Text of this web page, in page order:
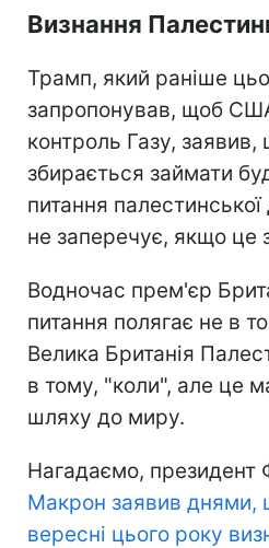
Визнання
Трамп, який раніше
запропонував, щоб
контроль Газу, заявив,
збирається займати
питання
не заперечує, якщо це
Водночас прем'єр
питання полягає не в
Велика Британія
в тому, "коли", але це
шляху до миру.
Нагадаємо, президент
Макрон заявив днями,
вересні цього року